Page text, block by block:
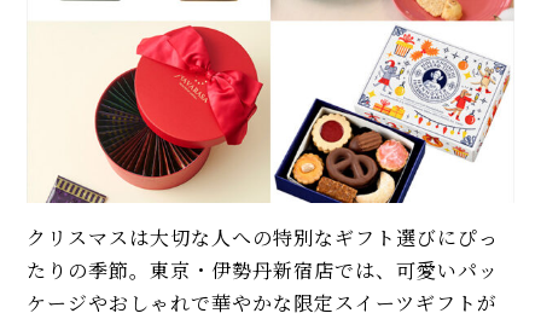
クリスマスは大切な人への特別なギフト選びにぴっ
たりの季節。東京・伊勢丹新宿店では、可愛いパッ
ケージやおしゃれで華やかな限定スイーツギフトが